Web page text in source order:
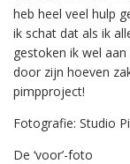
heb heel veel hulp
ik schat dat als ik
gestoken ik wel
door zijn hoeven
pimpproject!
Fotografie: Studio
De ‘voor’-foto